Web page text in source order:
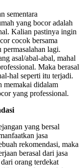
sementara
yang bocor adalah
Kalian pastinya ingin
cocok bersama
permasalahan lagi.
asal/abal-abal, mahal
Maka berasal
hal seperti itu terjadi.
memakai didalam
yang professional.
yang bersal
jasa
rekomendasi, maka
berasal dari jasa
orang terdekat